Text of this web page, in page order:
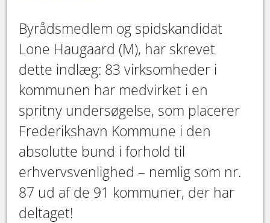
Byrådsmedlem og spidskandidat
Lone Haugaard (M), har skrevet
dette indlæg: 83 virksomheder i
kommunen har medvirket i en
spritny undersøgelse, som placerer
Frederikshavn Kommune i den
absolutte bund i forhold til
erhvervsvenlighed – nemlig som nr.
87 ud af de 91 kommuner, der har
deltaget!